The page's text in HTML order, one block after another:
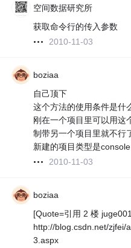
空间数据研究所
获取命令行的传入参数
2010-11-03
boziaa
自己顶下
这个方法的使用条件是什
刚在一个项目里可以用这
制带另一个项目里就不行
新建的项目类型是
2010-11-03
boziaa
[Quote=引用 2 楼
http://blog.csdn.net/zjfei/
3.aspx